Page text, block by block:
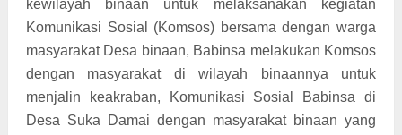
kewilayah binaan untuk melaksanakan kegiatan
Komunikasi Sosial (Komsos) bersama dengan warga
masyarakat Desa binaan, Babinsa melakukan Komsos
dengan masyarakat di wilayah binaannya untuk
menjalin keakraban, Komunikasi Sosial Babinsa di
Desa Suka Damai dengan masyarakat binaan yang